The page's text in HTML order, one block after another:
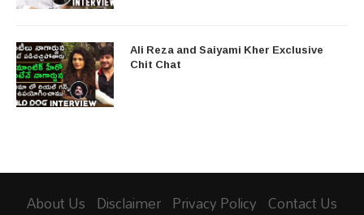
Ali Reza and Saiyami Kher Exclusive
Chit Chat
About Us Disclaimer Privacy Policy Contact Us